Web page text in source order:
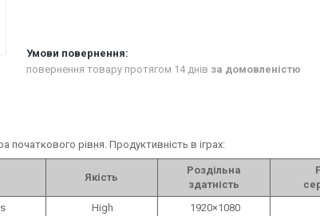
повернення товару протягом 14 днів за домовленістю
рівня. Продуктивність в іграх:
Якість
Роздільна
здатність
High 1920×1080